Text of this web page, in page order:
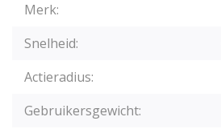
Merk:
Snelheid:
Actieradius:
Gebruikersgewicht: